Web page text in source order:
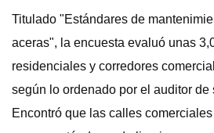
Titulado "Estándares de
aceras", la encuesta evaluó unas
residenciales y corredores
según lo ordenado por el auditor
Encontró que las calles